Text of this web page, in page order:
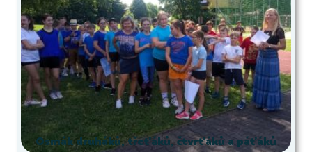
Osmák druháků, třeťáků, čtvrťáků a páťáků